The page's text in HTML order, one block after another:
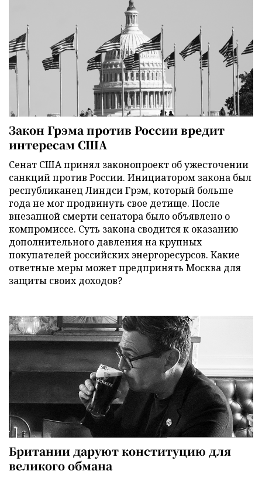
Закон Грэма против России вредит
интересам США
Сенат США принял законопроект об ужесточении
санкций против России. Инициатором закона был
республиканец Линдси Грэм, который больше
года не мог продвинуть свое детище. После
внезапной смерти сенатора было объявлено о
компромиссе. Суть закона сводится к оказанию
дополнительного давления на крупных
покупателей российских энергоресурсов. Какие
ответные меры может предпринять Москва для
защиты своих доходов?
Британии даруют конституцию для
великого обмана